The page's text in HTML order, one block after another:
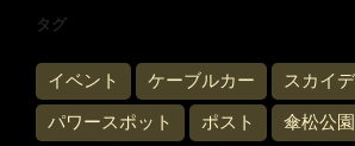
タグ
イベント ケーブルカー スカイ
パワースポット ポスト 傘松公園